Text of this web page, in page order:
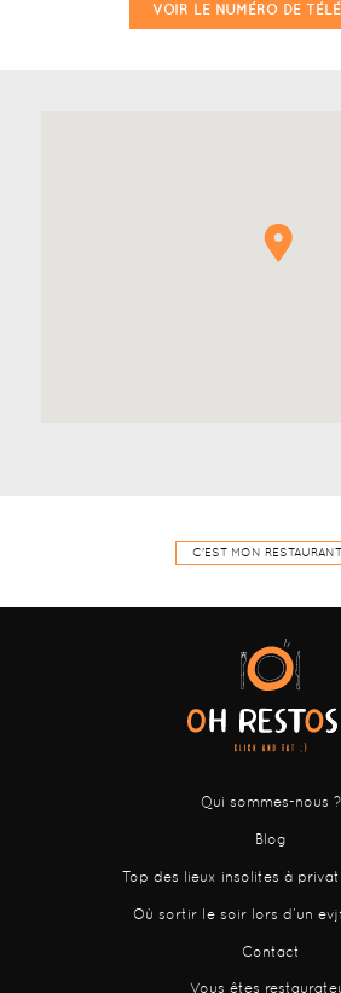
VOIR LE NUMÉRO DE
C'EST MON
Qui sommes-nous ?
Blog
Top des lieux insolites à
Où sortir le soir lors d’un
Contact
Vous êtes